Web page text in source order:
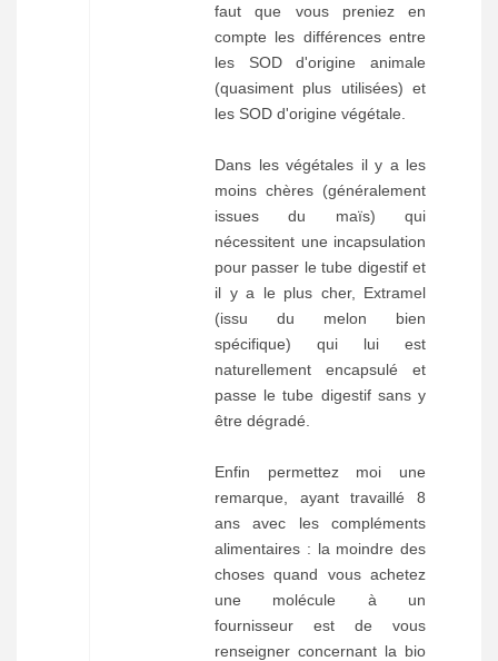
faut que vous preniez en
compte les différences entre
les SOD d'origine animale
(quasiment plus utilisées) et
les SOD d'origine végétale.
Dans les végétales il y a les
moins chères (généralement
issues du maïs) qui
nécessitent une incapsulation
pour passer le tube digestif et
il y a le plus cher, Extramel
(issu du melon bien
spécifique) qui lui est
naturellement encapsulé et
passe le tube digestif sans y
être dégradé.
Enfin permettez moi une
remarque, ayant travaillé 8
ans avec les compléments
alimentaires : la moindre des
choses quand vous achetez
une molécule à un
fournisseur est de vous
renseigner concernant la bio